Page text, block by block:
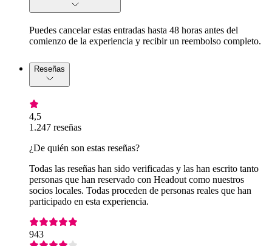
Puedes cancelar estas entradas hasta 48 horas antes del
comienzo de la experiencia y recibir un reembolso completo.
Reseñas
4,5
1.247 reseñas
¿De quién son estas reseñas?
Todas las reseñas han sido verificadas y las han escrito tanto
personas que han reservado con Headout como nuestros
socios locales. Todas proceden de personas reales que han
participado en esta experiencia.
943